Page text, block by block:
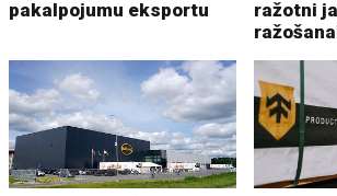
pakalpojumu eksportu
ražotni